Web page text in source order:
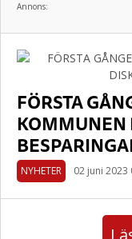
Annons:
FÖRSTA
KOMMUNEN
NYHETER 02 juni 2023